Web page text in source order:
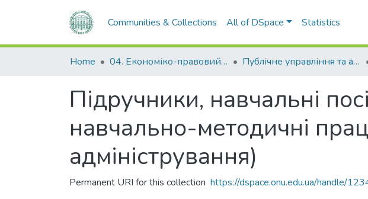
Communities & Collections All of DSpace Statistics
Home 04. Економіко-правовий факультет Публічне управління та адміністрування
Підручники, навчальні
навчально-методичні
адміністрування)
Permanent URI for this collection https://dspace.onu.edu.ua/handle/